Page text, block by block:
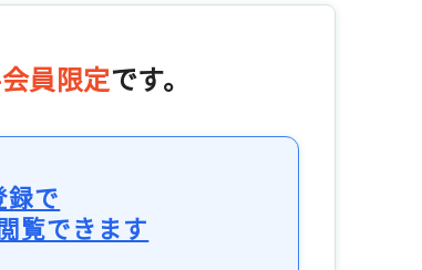
員限定です。
録で
覧できます